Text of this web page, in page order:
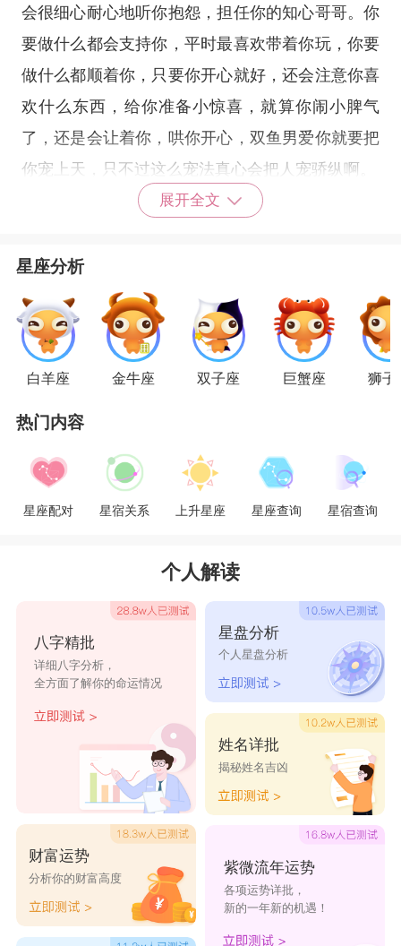
会很细心耐心地听你抱怨，担任你的知心哥哥。你
要做什么都会支持你，平时最喜欢带着你玩，你要
做什么都顺着你，只要你开心就好，还会注意你喜
欢什么东西，给你准备小惊喜，就算你闹小脾气
了，还是会让着你，哄你开心，双鱼男爱你就要把
你宠上天，只不过这么宠法真心会把人宠骄纵啊。
水瓶男
水瓶男在爱情中非常注重彼此的空间，所以水
瓶男会给爱人足够的个人空间，你要去做什么，水
瓶男不会多说什么，因为这是你的自由，而且水瓶
觉到，傲娇的水瓶男就是不会很暖地贴过来哄你，
偏偏喜欢做些跟人不一样的举动。在你异想天开的
时候，水瓶男只会在旁边宠溺地笑，不会去指责你
星座乐原创文章，转载需注明出处
展开全文
星座分析
白羊座 金牛座 双子座 巨蟹座 狮子
热门内容
星座配对 星宿关系 上升星座 星座查询 星宿查询
个人解读
八字精批
详细八字分析，
全方面了解你的命运情况
财富运势
分析你的财富高度
星盘分析
个人星盘分析
姓名详批
揭秘姓名吉凶
紫微流年运势
各项运势详批，
新的一年新的机遇！